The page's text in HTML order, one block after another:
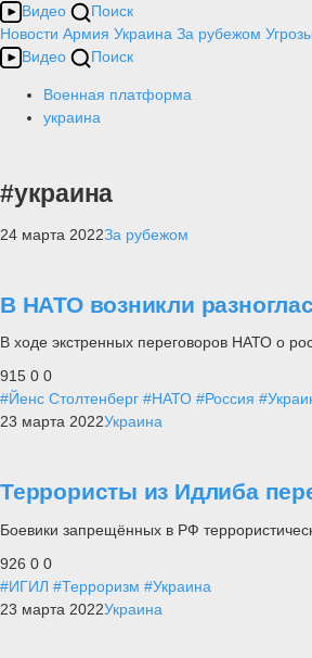
Видео
Поиск
Новости Армия Украина За рубежом Угрозы
Видео
Поиск
Военная платформа
украина
#украина
24 марта 2022За рубежом
В НАТО возникли
В ходе экстренных переговоров НАТО о
915 0 0
#Йенс Столтенберг #НАТО #Россия
23 марта 2022Украина
Террористы из Идлиба
Боевики запрещённых в РФ
926 0 0
#ИГИЛ #Терроризм #Украина
23 марта 2022Украина